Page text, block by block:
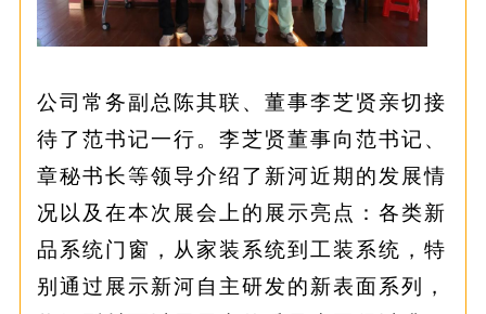
公司常务副总陈其联、董事李芝贤亲切接
待了范书记一行。李芝贤董事向范书记、
章秘书长等领导介绍了新河近期的发展情
况以及在本次展会上的展示亮点：各类新
品系统门窗，从家装系统到工装系统，特
别通过展示新河自主研发的新表面系列，